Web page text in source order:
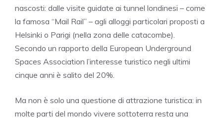
nascosti: dalle visite guidate ai tunnel londinesi – come
la famosa “Mail Rail” – agli alloggi particolari proposti a
Helsinki o Parigi (nella zona delle catacombe).
Secondo un rapporto della European Underground
Spaces Association l’interesse turistico negli ultimi
cinque anni è salito del 20%.
Ma non è solo una questione di attrazione turistica: in
molte parti del mondo vivere sottoterra resta una